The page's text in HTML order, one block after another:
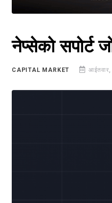
नेप्सेको सपोर्ट
CAPITAL MARKET